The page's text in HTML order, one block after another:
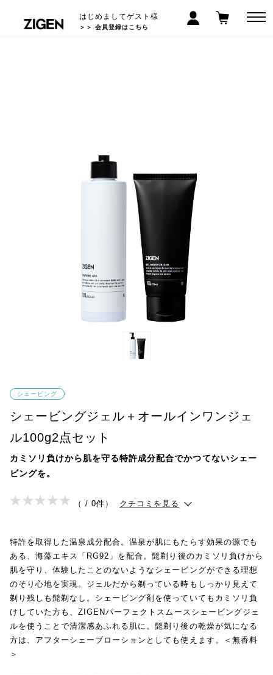
はじめましてゲスト様
＞＞ 会員登録はこちら
シェービング
シェービングジェル＋オールインワンジェ
ル100g2点セット
カミソリ負けから肌を守る特許成分配合でかつてないシェー
ビングを。
（ / 0件） クチコミを見る
特許を取得した温泉成分配合。温泉が肌にもたらす効果の源でも
ある、海藻エキス「RG92」を配合。髭剃り後のカミソリ負けから
肌を守り、体験したことのないようなシェービングができる理想
のそり心地を実現。ジェルだから剃っている時もしっかり見えて
剃り残しも髭剃なし。シェービング剤を使っていてもカミソリ負
けしていた方も、ZIGENパーフェクトスムースシェービングジェ
ルを使うことで清潔感あふれる肌に。髭剃り後の乾燥が気になる
方は、アフターシェーブローションとしても使えます。＜無香料
＞